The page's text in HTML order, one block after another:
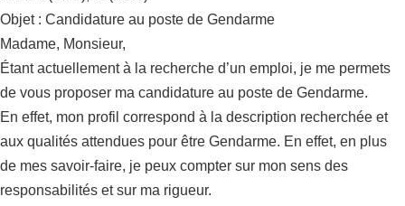
Objet : Candidature au poste de Gendarme
Madame, Monsieur,
Étant actuellement à la recherche d’un emploi, je me permets
de vous proposer ma candidature au poste de Gendarme.
En effet, mon profil correspond à la description recherchée et
aux qualités attendues pour être Gendarme. En effet, en plus
de mes savoir-faire, je peux compter sur mon sens des
responsabilités et sur ma rigueur.